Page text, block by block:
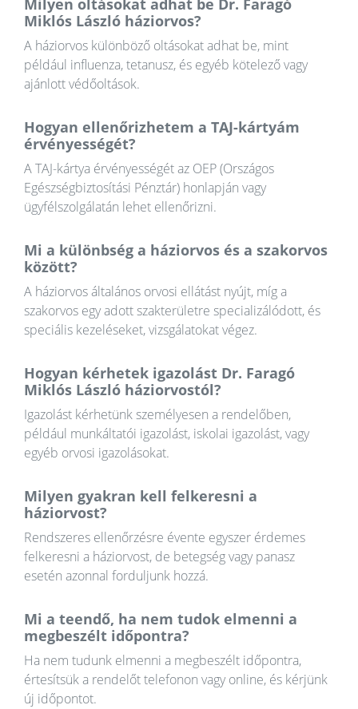
Milyen oltásokat adhat be Dr. Faragó
Miklós László háziorvos?
A háziorvos különböző oltásokat adhat be, mint
például influenza, tetanusz, és egyéb kötelező vagy
ajánlott védőoltások.
Hogyan ellenőrizhetem a TAJ-kártyám
érvényességét?
A TAJ-kártya érvényességét az OEP (Országos
Egészségbiztosítási Pénztár) honlapján vagy
ügyfélszolgálatán lehet ellenőrizni.
Mi a különbség a háziorvos és a szakorvos
között?
A háziorvos általános orvosi ellátást nyújt, míg a
szakorvos egy adott szakterületre specializálódott, és
speciális kezeléseket, vizsgálatokat végez.
Hogyan kérhetek igazolást Dr. Faragó
Miklós László háziorvostól?
Igazolást kérhetünk személyesen a rendelőben,
például munkáltatói igazolást, iskolai igazolást, vagy
egyéb orvosi igazolásokat.
Milyen gyakran kell felkeresni a
háziorvost?
Rendszeres ellenőrzésre évente egyszer érdemes
felkeresni a háziorvost, de betegség vagy panasz
esetén azonnal forduljunk hozzá.
Mi a teendő, ha nem tudok elmenni a
megbeszélt időpontra?
Ha nem tudunk elmenni a megbeszélt időpontra,
értesítsük a rendelőt telefonon vagy online, és kérjünk
új időpontot.